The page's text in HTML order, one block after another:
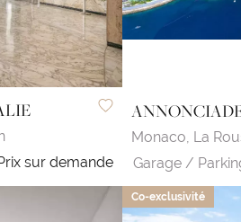
sur demande
Monaco, La
Garage /
Co-exclusivité